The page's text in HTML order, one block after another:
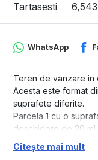
Tartasesti
WhatsApp
Teren de vanzare in
Acesta este format
suprafete diferite.
Parcela 1 cu o
deschidere de 20
acesta este
demolabila,
Citește mai mult